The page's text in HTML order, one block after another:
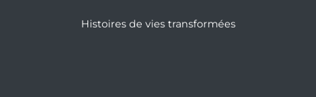
Histoires de vies transformées